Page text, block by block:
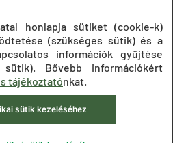
Oldaltérkép
Akadálymentesítési nyilatkozat
Süti beállítások ÁSZF
honlapja sütiket (cookie-k)
(szükséges sütik) és a
információk gyűjtése
Bővebb információkért
tájékoztatónkat.
sütik kezeléséhez